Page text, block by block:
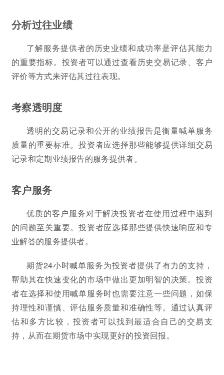
分析过往业绩
了解服务提供者的历史业绩和成功率是评估其能力
的重要指标。投资者可以通过查看历史交易记录、客户
评价等方式来评估其过往表现。
考察透明度
透明的交易记录和公开的业绩报告是衡量喊单服务
质量的重要标准。投资者应选择那些能够提供详细交易
记录和定期业绩报告的服务提供者。
客户服务
优质的客户服务对于解决投资者在使用过程中遇到
的问题至关重要。投资者应选择那些提供快速响应和专
业解答的服务提供者。
期货24小时喊单服务为投资者提供了有力的支持，
帮助其在快速变化的市场中做出更加明智的决策。投资
者在选择和使用喊单服务时也需要注意一些问题，如保
持理性和谨慎、评估服务质量和准确性等。通过认真评
估和多方比较，投资者可以找到最适合自己的交易支
持，从而在期货市场中实现更好的投资回报。